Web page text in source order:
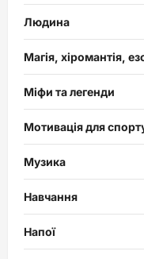
Людина
Магія, хіромантія,
Міфи та легенди
Мотивація для
Музика
Навчання
Напої